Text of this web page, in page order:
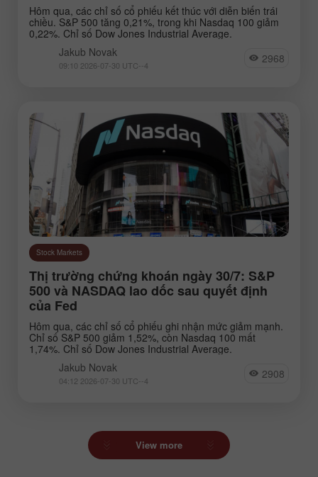
Hôm qua, các chỉ số cổ phiếu kết thúc với diễn biến trái
chiều. S&P 500 tăng 0,21%, trong khi Nasdaq 100 giảm
0,22%. Chỉ số Dow Jones Industrial Average.
Jakub Novak
09:10 2026-07-30 UTC--4 2968
Stock Markets
Thị trường chứng khoán ngày 30/7: S&P
500 và NASDAQ lao dốc sau quyết định
của Fed
Hôm qua, các chỉ số cổ phiếu ghi nhận mức giảm mạnh.
Chỉ số S&P 500 giảm 1,52%, còn Nasdaq 100 mất
1,74%. Chỉ số Dow Jones Industrial Average.
Jakub Novak
04:12 2026-07-30 UTC--4 2908
View more